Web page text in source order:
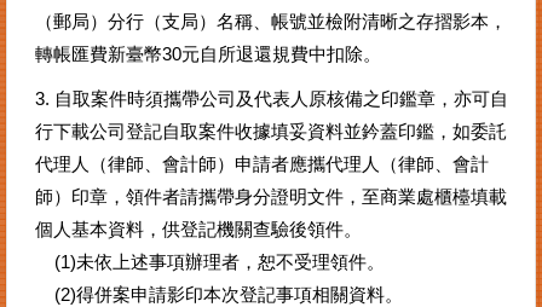
（郵局）分行（支局）名稱、帳號並檢附清晰之存摺影本，
轉帳匯費新臺幣30元自所退還規費中扣除。
3. 自取案件時須攜帶公司及代表人原核備之印鑑章，亦可自
行下載公司登記自取案件收據填妥資料並鈐蓋印鑑，如委託
代理人（律師、會計師）申請者應攜代理人（律師、會計
師）印章，領件者請攜帶身分證明文件，至商業處櫃檯填載
個人基本資料，供登記機關查驗後領件。
(1)未依上述事項辦理者，恕不受理領件。
(2)得併案申請影印本次登記事項相關資料。